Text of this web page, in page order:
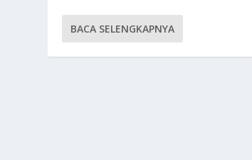
BACA SELENGKAPNYA